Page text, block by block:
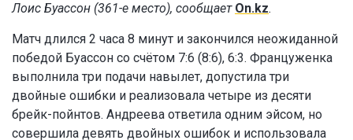
Лоис Буассон (361-е место), сообщает On.kz.
Матч длился 2 часа 8 минут и закончился неожиданной
победой Буассон со счётом 7:6 (8:6), 6:3. Француженка
выполнила три подачи навылет, допустила три
двойные ошибки и реализовала четыре из десяти
брейк-пойнтов. Андреева ответила одним эйсом, но
совершила девять двойных ошибок и использовала